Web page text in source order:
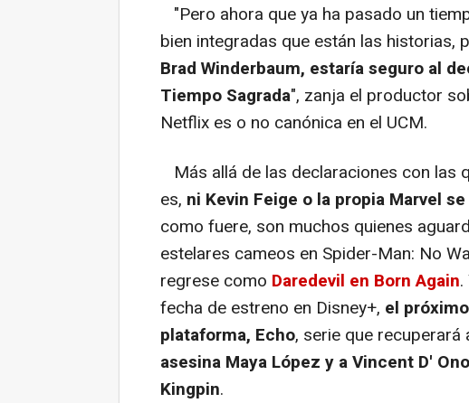
"Pero ahora que ya ha pasado un
bien integradas que están las historias,
Brad Winderbaum, estaría seguro al
Tiempo Sagrada", zanja el productor
Netflix es o no canónica en el UCM.
Más allá de las declaraciones con las
es, ni Kevin Feige o la propia Marvel
como fuere, son muchos quienes
estelares cameos en Spider-Man: No
regrese como Daredevil en Born Again
fecha de estreno en Disney+, el
plataforma, Echo, serie que
asesina Maya López y a Vincent D'
Kingpin.